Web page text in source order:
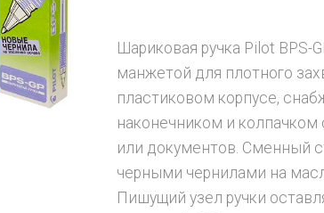
Шариковая ручка Pilot BPS-
манжетой для плотного
пластиковом корпусе,
наконечником и
или документов. Сменный
черными чернилами на
Пишущий узел ручки